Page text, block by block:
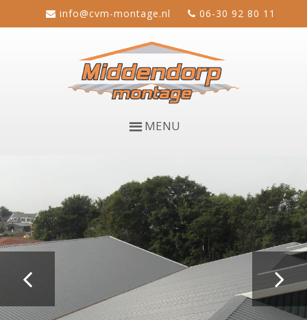
info@cvm-montage.nl 06-30 92 80 11
MENU